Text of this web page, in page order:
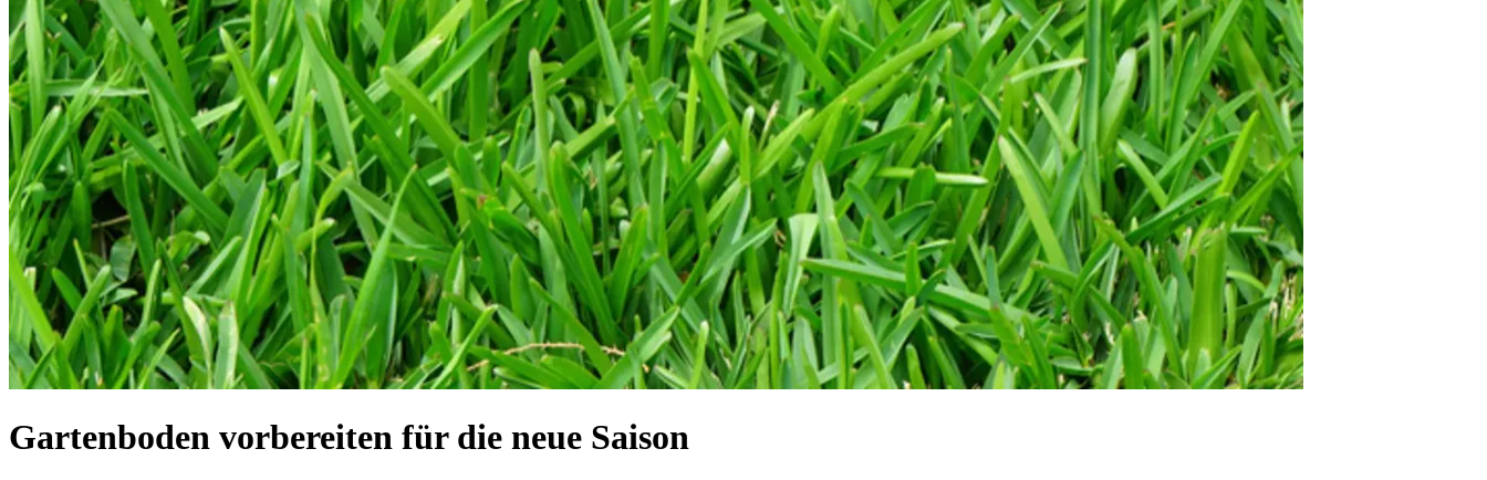
Gartenboden vorbereiten für die neue Saison